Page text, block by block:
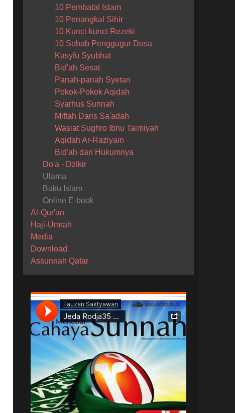
10 Pembatal Islam
10 Penangkal Sihir
10 Kunci-kunci Rezeki
10 Sebab Penggugur Dosa
Kasyfu Syubhat
Bid'ah Sesat
Panah-panah Syetan
Pokok-Pokok Aqidah
Syarhus Sunnah
Miftah Daris Sa'adah
Wasiat Sughro Ibnu Taimiyah
Aqidah Ar-Raziyain
Bid'ah dan Hukumnya
Do'a - Dzikir
Ulama
Buku Islam
Online E-book
Al-Qur'an
Haji-Umrah
Media
Download
Assunnah Qatar